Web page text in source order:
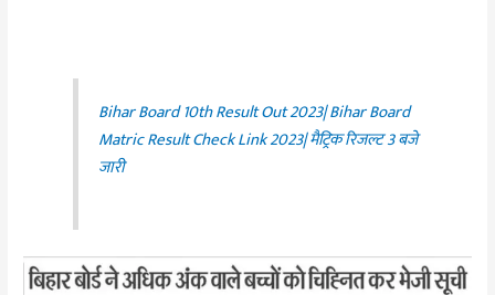
Bihar Board 10th Result Out 2023| Bihar Board
Matric Result Check Link 2023| मैट्रिक रिजल्ट 3 बजे
जारी